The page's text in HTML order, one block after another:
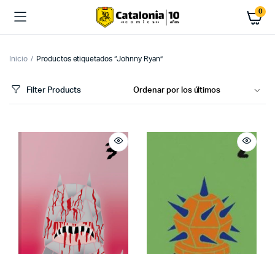
0
Inicio Productos etiquetados “Johnny Ryan”
Filter Products